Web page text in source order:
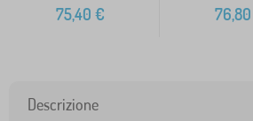
75,40 € 76,80
Descrizione